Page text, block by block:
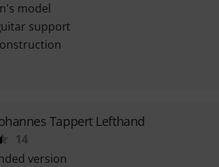
model
support
Tappert Lefthand
14
version